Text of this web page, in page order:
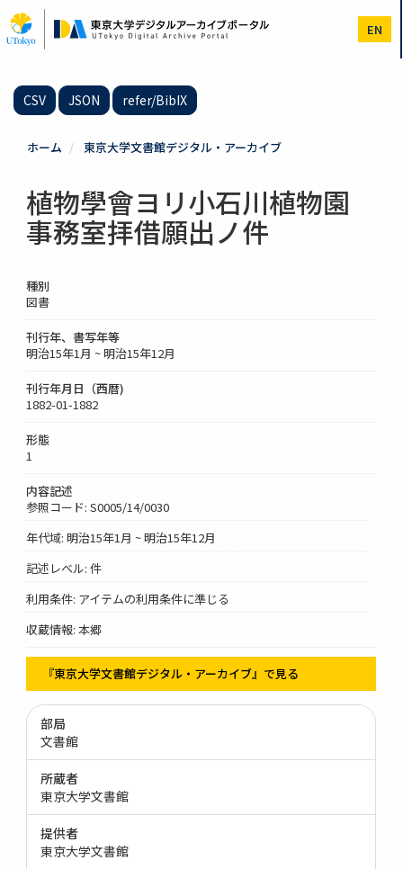
イ
ン
EN
CSV JSON refer/BibIX
ホーム 東京大学文書館デジタル・アーカイブ
植物學會ヨリ小石川植物園
事務室拝借願出ノ件
種別
図書
刊行年、書写年等
明治15年1月 ~ 明治15年12月
刊行年月日（西暦)
1882-01-1882
形態
1
内容記述
参照コード: S0005/14/0030
年代域: 明治15年1月 ~ 明治15年12月
記述レベル: 件
利用条件: アイテムの利用条件に準じる
収蔵情報: 本郷
『東京大学文書館デジタル・アーカイブ』で見る
部局
文書館
所蔵者
東京大学文書館
提供者
東京大学文書館